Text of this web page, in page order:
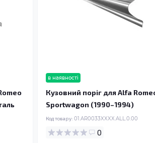
в наявності
Кузовний поріг для Alfa
Sportwagon (1990–1994)
Код товару: 01.AR0033XXXX.ALL.0.00
0